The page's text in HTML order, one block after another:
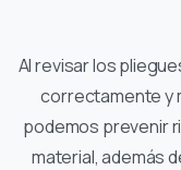
Al revisar los
correctamente y
podemos prevenir
material, además